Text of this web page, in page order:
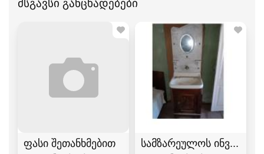
მსგავსი განცხადებები
ფასი შეთანხმებით სამზარეულოს